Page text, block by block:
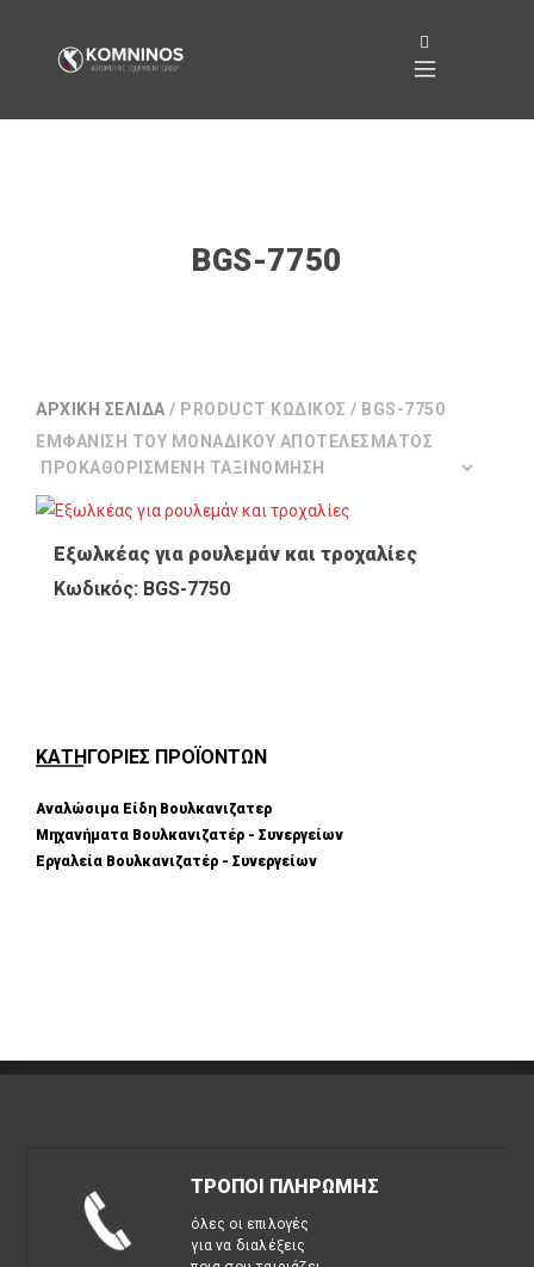
BGS-7750
ΑΡΧΙΚΉ ΣΕΛΊΔΑ / PRODUCT ΚΩΔΙΚΌΣ / BGS-7750
ΕΜΦΆΝΙΣΗ ΤΟΥ ΜΟΝΑΔΙΚΟΎ ΑΠΟΤΕΛΈΣΜΑΤΟΣ
Εξωλκέας για ρουλεμάν και τροχαλίες
Κωδικός: BGS-7750
ΚΑΤΗΓΟΡΙΕΣ ΠΡΟΪΟΝΤΩΝ
Αναλώσιμα Είδη Βουλκανιζατερ
Μηχανήματα Βουλκανιζατέρ - Συνεργείων
Εργαλεία Βουλκανιζατέρ - Συνεργείων
ΤΡΟΠΟΙ ΠΛΗΡΩΜΗΣ
όλες οι επιλογές
για να διαλέξεις